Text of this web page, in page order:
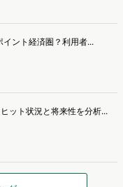
ント経済圏？利用者...
ット状況と将来性を分析...